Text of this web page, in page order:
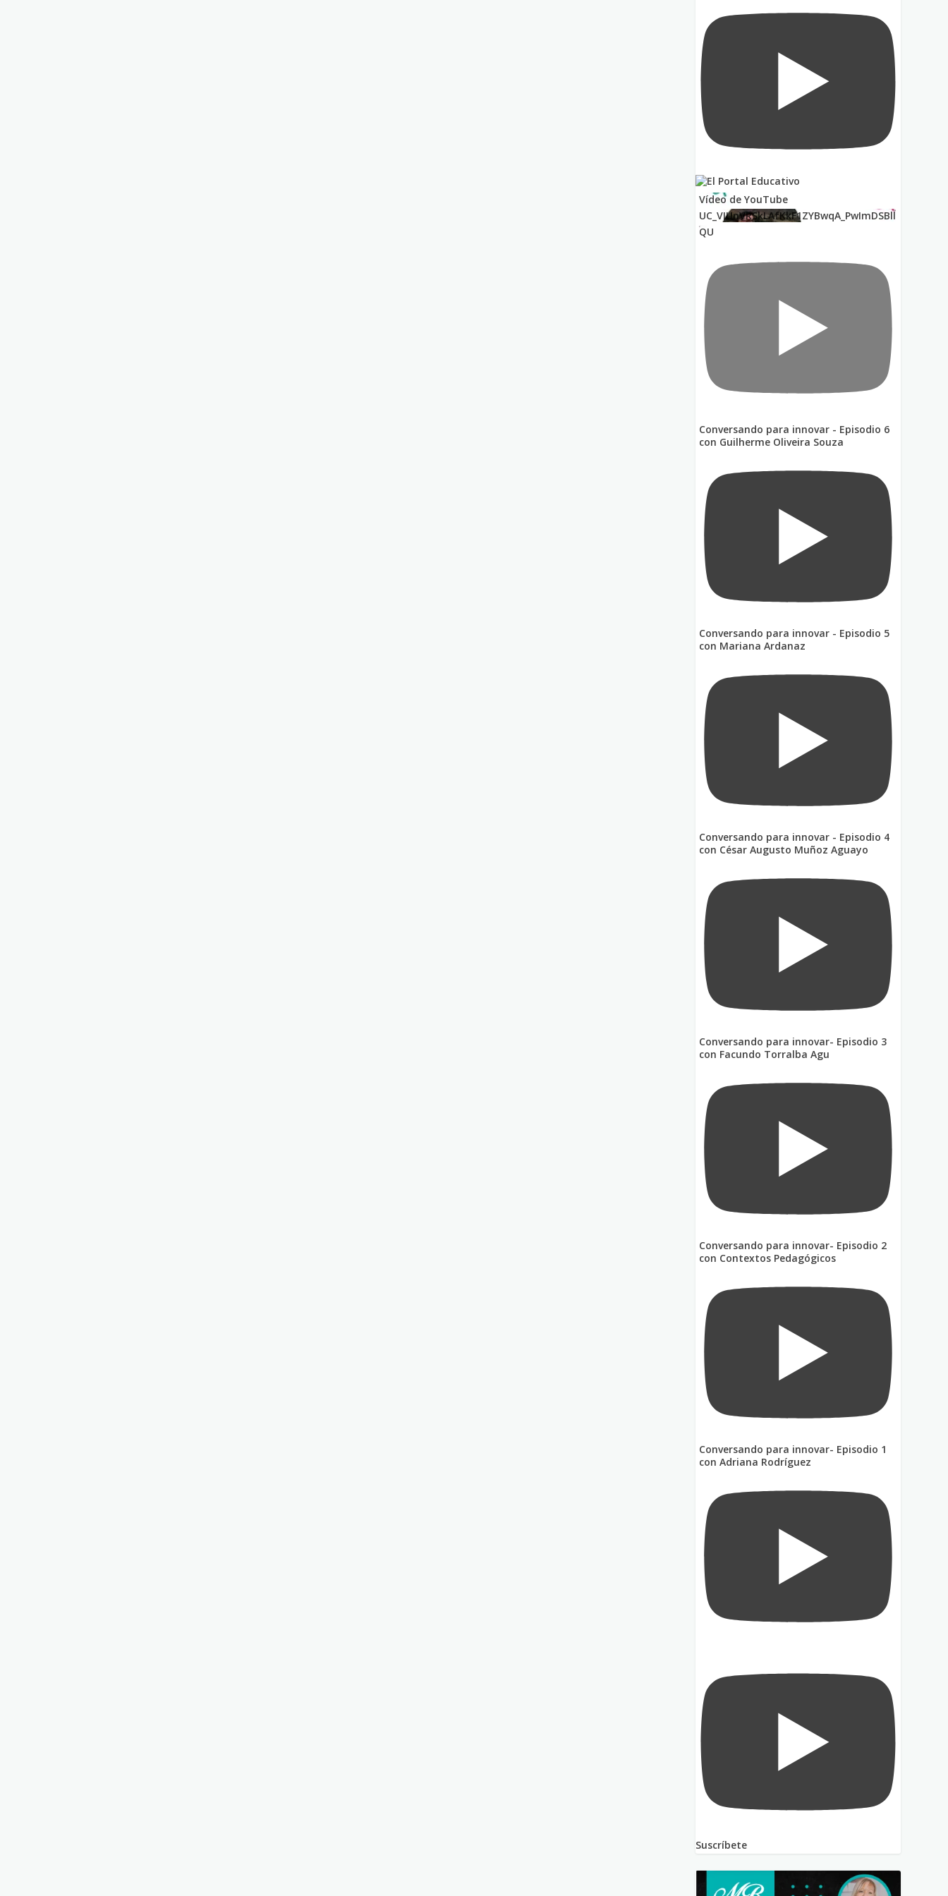
Vídeo de YouTube
UC_VIUnVRSkLAfKkF1ZYBwqA_PwImDSBll
QU
Conversando para innovar - Episodio 6
con Guilherme Oliveira Souza
Conversando para innovar - Episodio 5
con Mariana Ardanaz
Conversando para innovar - Episodio 4
con César Augusto Muñoz Aguayo
Conversando para innovar- Episodio 3
con Facundo Torralba Agu
Conversando para innovar- Episodio 2
con Contextos Pedagógicos
Conversando para innovar- Episodio 1
con Adriana Rodríguez
Suscríbete